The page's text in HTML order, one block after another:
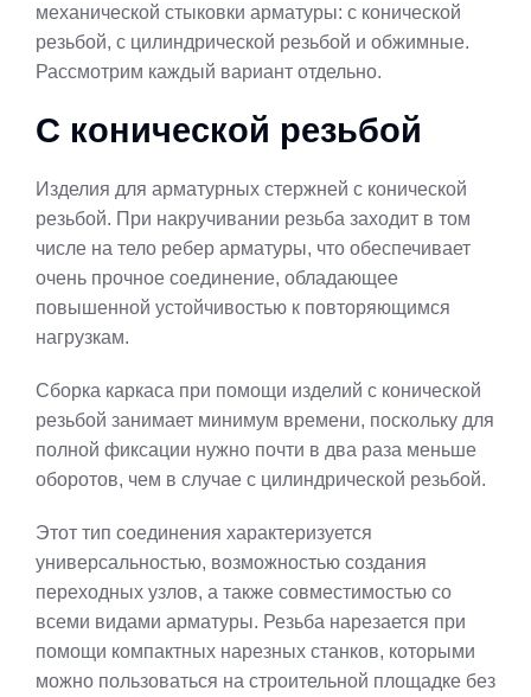
механической стыковки арматуры: с конической
резьбой, с цилиндрической резьбой и обжимные.
Рассмотрим каждый вариант отдельно.
С конической резьбой
Изделия для арматурных стержней с конической
резьбой. При накручивании резьба заходит в том
числе на тело ребер арматуры, что обеспечивает
очень прочное соединение, обладающее
повышенной устойчивостью к повторяющимся
нагрузкам.
Сборка каркаса при помощи изделий с конической
резьбой занимает минимум времени, поскольку для
полной фиксации нужно почти в два раза меньше
оборотов, чем в случае с цилиндрической резьбой.
Этот тип соединения характеризуется
универсальностью, возможностью создания
переходных узлов, а также совместимостью со
всеми видами арматуры. Резьба нарезается при
помощи компактных нарезных станков, которыми
можно пользоваться на строительной площадке без